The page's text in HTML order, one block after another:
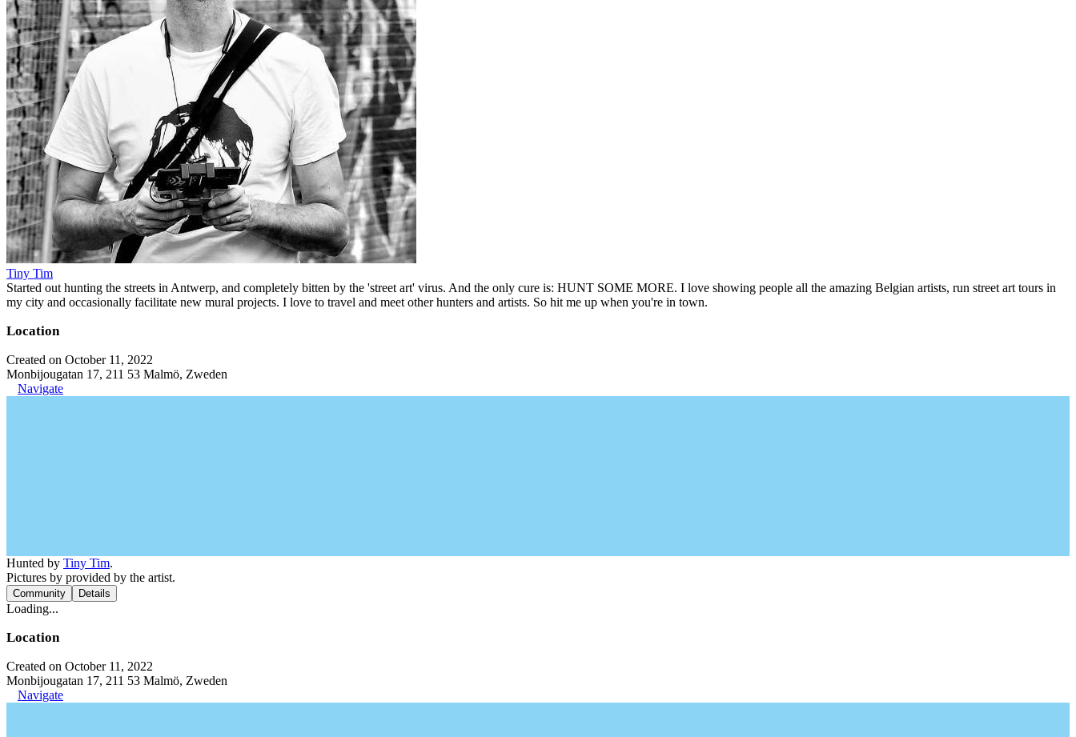
Tiny Tim
Started out hunting the streets in Antwerp, and completely bitten by the 'street art' virus. And the only cure is: HUNT SOME MORE. I love showing people all the amazing Belgian artists, run street art tours in
my city and occasionally facilitate new mural projects. I love to travel and meet other hunters and artists. So hit me up when you're in town.
Location
Created on October 11, 2022
Monbijougatan 17, 211 53 Malmö, Zweden
Navigate
Hunted by Tiny Tim.
Pictures by provided by the artist.
Community Details
Loading...
Location
Created on October 11, 2022
Monbijougatan 17, 211 53 Malmö, Zweden
Navigate